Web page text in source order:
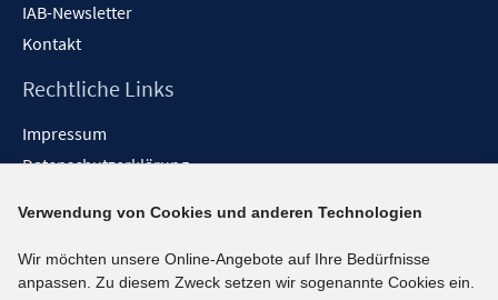
IAB-Newsletter
Kontakt
Rechtliche Links
Impressum
Datenschutzerklärung
Barrieren melden
Social-Media-Kanäle
Verwendung von Cookies und anderen Technologien
Wir möchten unsere Online-Angebote auf Ihre Bedürfnisse
anpassen. Zu diesem Zweck setzen wir sogenannte Cookies ein.